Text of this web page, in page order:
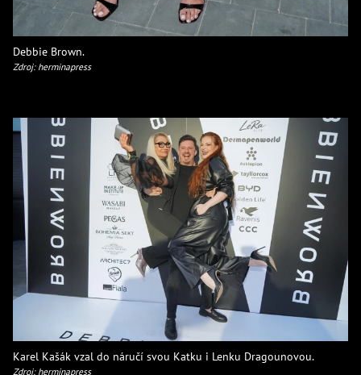
Debbie Brown.
Zdroj: herminapress
Karel Kašák vzal do náručí svou Katku i Lenku Dragounovou.
Zdroj: herminapress